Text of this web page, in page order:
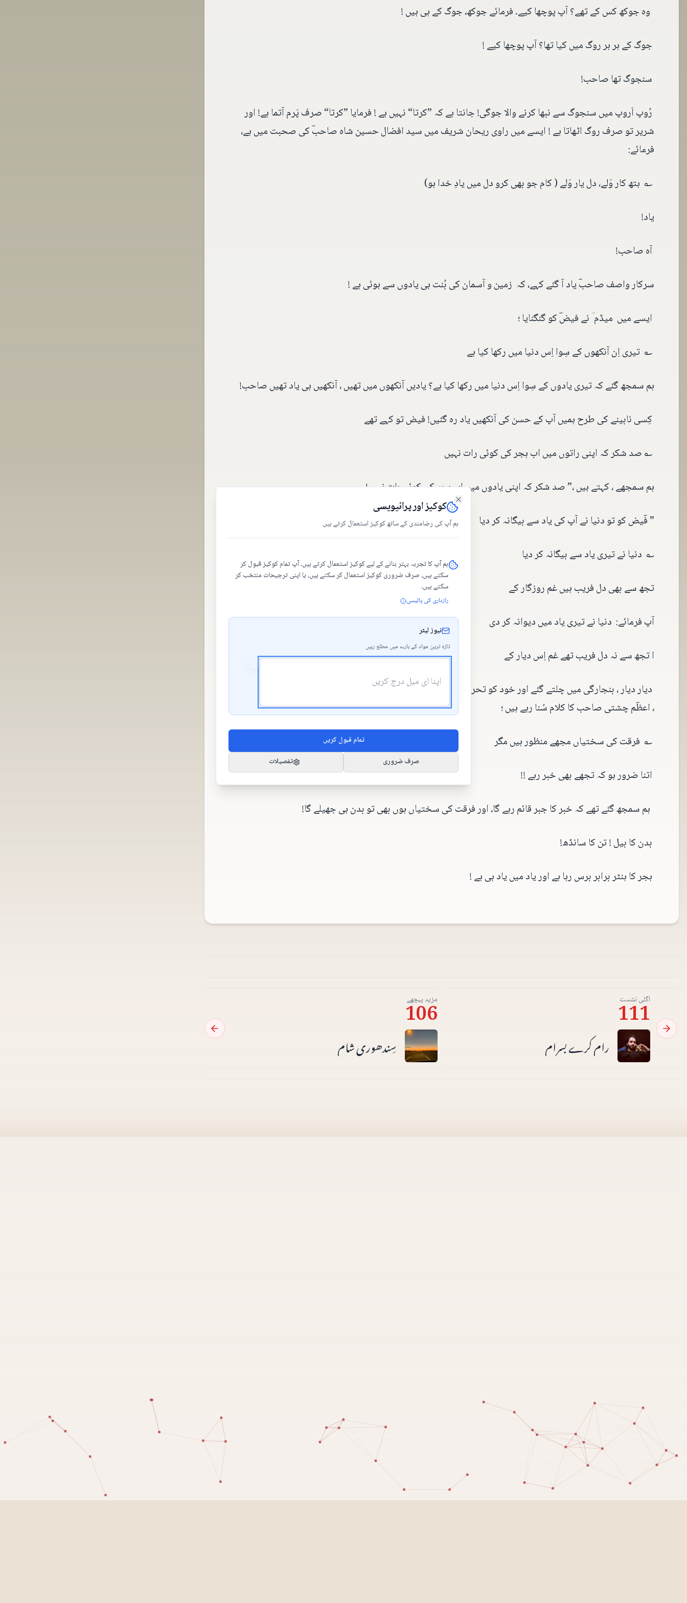
وہ جوکھ کس کے تھے؟ آپ پوچھا کیے۔ فرمائے جوکھ، جوگ کے ہی ہیں !
جوگ کے ہر ہر روگ میں کیا تھا؟ آپ پوچھا کیے !
سنجوگ تھا صاحب!
رُوپ اَروپ میں سنجوگ سے نبھا کرنے والا جوگی! جانتا ہے کہ ”کرتا“ نہیں ہے ! فرمایا ”کرتا“ صرف پَرم آتما ہے! اور
شریر تو صرف روگ اٹھاتا ہے ! ایسے میں راوی ریحان شریف میں سید افضال حسین شاہ صاحبؔ کی صحبت میں ہے،
فرمائے:
؎ ہتھ کار وَلے، دل یار وَلے ( کام جو بھی کرو دل میں یادِ خدا ہو)
یاد!
آہ صاحب!
سرکار واصف صاحبؔ یاد آ گئے کہے، کہ زمین و آسمان کی بُنت ہی یادوں سے ہوئی ہے !
ایسے میں میڈم ؔ نے فیضؔ کو گنگنایا ؛
؎ تیری اِن آنکھوں کے سِوا اِس دنیا میں رکھا کیا ہے
ہم سمجھ گئے کہ تیری یادوں کے سِوا اِس دنیا میں رکھا کیا ہے؟ یادیں آنکھوں میں تھیں ، آنکھیں ہی یاد تھیں صاحب!
کِسی نابینے کی طرح ہمیں آپ کے حسن کی آنکھیں یاد رہ گئیں! فیض تو کہے تھے
؎ صد شکر کہ اپنی راتوں میں اب ہجر کی کوئی رات نہیں
ہم سمجھے ، کہتے ہیں ،” صد شکر کہ اپنی یادوں میں اب ہجر کی کوئی بات نہیں!
” فؔیض کو تو دنیا نے آپ کی یاد سے بیگانہ کر دیا
؎ دنیا نے تیری یاد سے بیگانہ کر دیا
تجھ سے بھی دل فریب ہیں غم روزگار کے
آپ فرمائے: دنیا نے تیری یاد میں دیوانہ کر دی
ا تجھ سے نہ دل فریب تھے غم اِس دیار کے
دیار دیار ، بنجارگی میں چلتے گئے اور خود کو تحریکِ منہاج الؔقرآن کے مرکز میں پاتے ہیں ، قبلہ افؔضل نوشاہی صاحب
، اعظؔم چشتی صاحب کا کلام سُنا رہے ہیں ؛
؎ فرقت کی سختیاں مجھے منظور ہیں مگر
اتنا ضرور ہو کہ تجھے بھی خبر رہے !!
ہم سمجھ گئے تھے کہ خبر کا جبر قائم رہے گا، اور فرقت کی سختیاں ہوں بھی تو بدن ہی جھیلے گا!
بدن کا بیل ! تن کا سانڈھ!
ہجر کا ہنٹر برابر برس رہا ہے اور یاد میں یاد ہی ہے !
مزید پیچھے
106
سِندھوری شام
اگلی نشست
111
رام کرے بسرام
کوکیز اور پرائیویسی
ہم آپ کی رضامندی کے ساتھ کوکیز استعمال کرتے ہیں
ہم آپ کا تجربہ بہتر بنانے کے لیے کوکیز استعمال کرتے ہیں۔ آپ تمام کوکیز قبول کر
سکتے ہیں، صرف ضروری کوکیز استعمال کر سکتے ہیں، یا اپنی ترجیحات منتخب کر
سکتے ہیں۔
رازداری کی پالیسی
نیوز لیٹر
تازہ ترین مواد کے بارے میں مطلع رہیں
تمام قبول کریں
صرف ضروری
تفصیلات
Close